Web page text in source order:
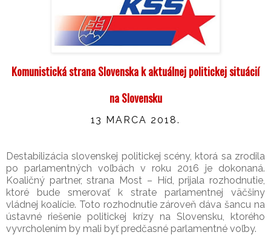
Komunistická strana Slovenska k aktuálnej politickej situácií
na Slovensku
13 MARCA 2018.
Destabilizácia slovenskej politickej scény, ktorá sa zrodila
po parlamentných voľbách v roku 2016 je dokonaná.
Koaličný partner, strana Most – Híd, prijala rozhodnutie,
ktoré bude smerovať k strate parlamentnej väčšiny
vládnej koalície. Toto rozhodnutie zároveň dáva šancu na
ústavné riešenie politickej krízy na Slovensku, ktorého
vyvrcholením by mali byť predčasné parlamentné voľby.